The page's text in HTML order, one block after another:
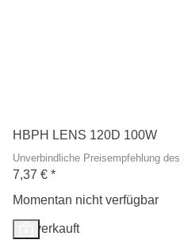
HBPH LENS 120D 100W
Unverbindliche Preisempfehlung
7,37 € *
Momentan nicht verfügbar
Ausverkauft